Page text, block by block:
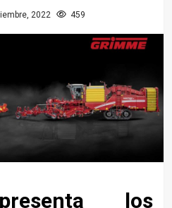
2022 459
los